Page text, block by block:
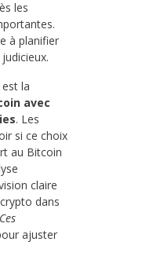
les
à planifier
la
avec
. Les
si ce choix
au Bitcoin
claire
dans
Ces
ajuster